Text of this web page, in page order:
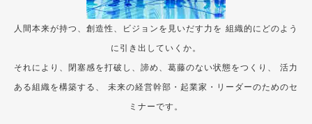
人間本来が持つ、創造性、ビジョンを見いだす力を 組織的にどのよう
に引き出していくか。
それにより、閉塞感を打破し、諦め、葛藤のない状態をつくり、
活力
ある組織を構築する、
未来の経営幹部・起業家・リーダーのためのセ
ミナーです。